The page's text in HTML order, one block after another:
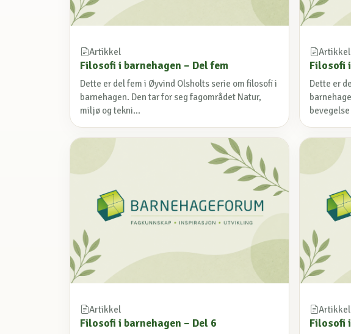
Artikkel
Filosofi i barnehagen – Del fem
Dette er del fem i Øyvind Olsholts serie om filosofi i
barnehagen. Den tar for seg fagområdet Natur,
miljø og tekni...
Artikkel
Filosofi
Dette er
Artikkel
Filosofi i barnehagen – Del 6
Artikkel
Filosofi